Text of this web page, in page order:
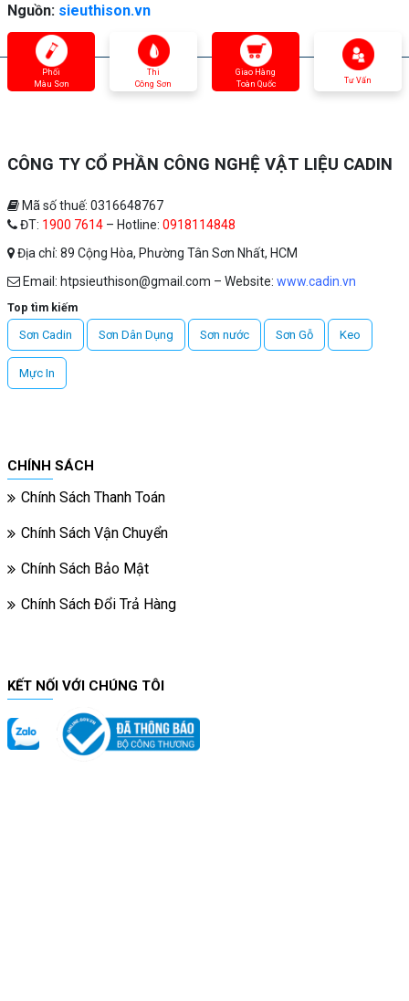
Nguồn: sieuthison.vn
Phối
Màu Sơn
Thi
Công Sơn
Giao Hàng
Toàn Quốc
Tư Vấn
CÔNG TY CỔ PHẦN CÔNG NGHỆ VẬT LIỆU CADIN
Mã số thuế: 0316648767
ĐT: 1900 7614 – Hotline: 0918114848
Địa chỉ: 89 Cộng Hòa, Phường Tân Sơn Nhất, HCM
Email: htpsieuthison@gmail.com – Website: www.cadin.vn
Top tìm kiếm
Sơn Cadin
Sơn Dân Dụng Sơn nước Sơn Gỗ Keo
Mực In
CHÍNH SÁCH
Chính Sách Thanh Toán
Chính Sách Vận Chuyển
Chính Sách Bảo Mật
Chính Sách Đổi Trả Hàng
KẾT NỐI VỚI CHÚNG TÔI